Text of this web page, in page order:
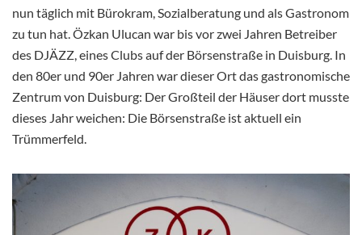
nun täglich mit Bürokram, Sozialberatung und als Gastronom
zu tun hat. Özkan Ulucan war bis vor zwei Jahren Betreiber
des DJÄZZ, eines Clubs auf der Börsenstraße in Duisburg. In
den 80er und 90er Jahren war dieser Ort das gastronomische
Zentrum von Duisburg: Der Großteil der Häuser dort musste
dieses Jahr weichen: Die Börsenstraße ist aktuell ein
Trümmerfeld.